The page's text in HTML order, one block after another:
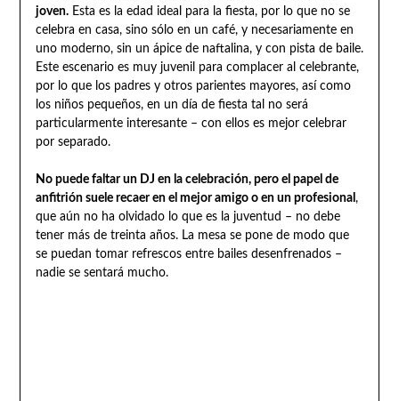
joven.Esta es la edad ideal para la fiesta, por lo que no se
celebra en casa, sino sólo en un café, y necesariamente en
uno moderno, sin un ápice de naftalina, y con pista de baile.
Este escenario es muy juvenil para complacer al celebrante,
por lo que los padres y otros parientes mayores, así como
los niños pequeños, en un día de fiesta tal no será
particularmente interesante – con ellos es mejor celebrar
por separado.
No puede faltar un DJ en la celebración, pero el papel de
anfitrión suele recaer en el mejor amigo o en un profesional ,
que aún no ha olvidado lo que es la juventud – no debe
tener más de treinta años. La mesa se pone de modo que
se puedan tomar refrescos entre bailes desenfrenados –
nadie se sentará mucho.